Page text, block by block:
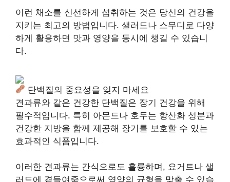
이런 채소를 신선하게 섭취하는 것은 당신의 건강을
지키는 최고의 방법입니다. 샐러드나 스무디로 다양
하게 활용하면 맛과 영양을 동시에 챙길 수 있습니
다.
단백질의 중요성을 잊지 마세요
견과류와 같은 건강한 단백질은 장기 건강을 위해
필수적입니다. 특히 아몬드나 호두는 항산화 성분과
건강한 지방을 함께 제공해 장기를 보호할 수 있는
효과적인 식품입니다.
이러한 견과류는 간식으로도 훌륭하며, 요거트나 샐
러드에 곁들여줌으로써 영양의 균형을 맞출 수 있습